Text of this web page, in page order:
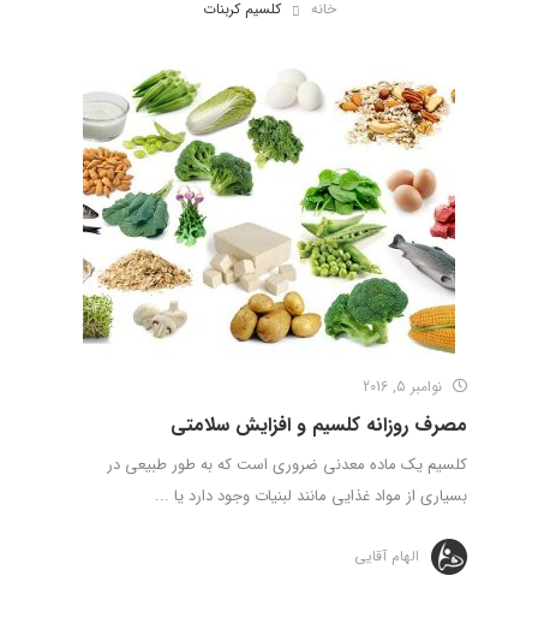
خانه کلسیم کربنات
نوامبر 5, 2016
مصرف روزانه کلسیم و افزایش سلامتی
کلسیم یک ماده معدنی ضروری است که به طور طبیعی در
بسیاری از مواد غذایی مانند لبنیات وجود دارد یا ...
الهام آقایی